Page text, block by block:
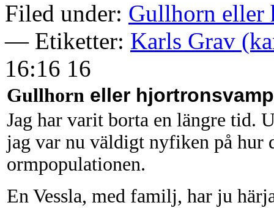
Filed under: Gullhorn eller
— Etiketter: Karls Grav
16:16 16
Gullhorn eller
Jag har varit borta en längre tid.
jag var nu väldigt nyfiken på hur
ormpopulationen.
En Vessla, med familj, har ju